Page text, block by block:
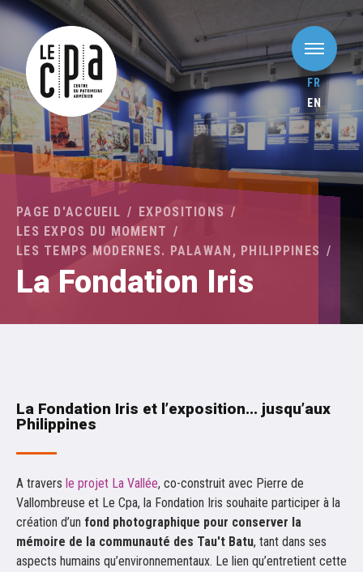
FR
EN
PAGE D'ACCUEIL
EXPOSITIONS
LES EXPOS DU MOMENT
LES TEMPS MODERNES. PALAWAN, PHILIPPINES
La Fondation Iris
La Fondation Iris et l’exposition... jusqu’aux
Philippines
A travers le projet La Vallée, co-construit avec Pierre de
Vallombreuse et Le Cpa, la Fondation Iris souhaite participer à la
création d’un fond photographique pour conserver la
mémoire de la communauté des Tau't Batu, tant dans ses
aspects humains qu’environnementaux. Le lien qu’entretient cette